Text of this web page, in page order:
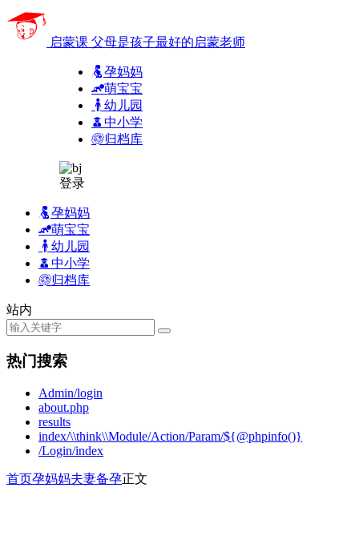
启蒙课 父母是孩子最好的启蒙老师
孕妈妈
萌宝宝
幼儿园
中小学
归档库
登录
孕妈妈
萌宝宝
幼儿园
中小学
归档库
站内
热门搜索
Admin/login
about.php
results
index/\\think\\Module/Action/Param/${@phpinfo()}
/Login/index
首页孕妈妈夫妻备孕正文